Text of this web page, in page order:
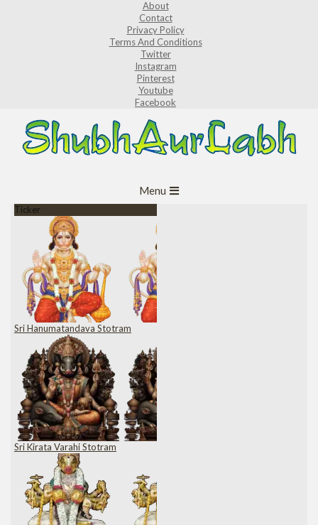
About
Contact
Privacy Policy
Terms And Conditions
Twitter
Instagram
Pinterest
Youtube
Facebook
Navigation
Menu
Ticker
Sri Hanumatandava Stotram
Sri Kirata Varahi Stotram